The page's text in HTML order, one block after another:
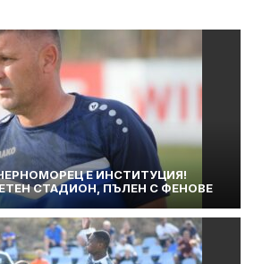
Е ИНСТИТУЦИЯ!
СТАДИОН, ПЪЛЕН С ФЕНОВЕ